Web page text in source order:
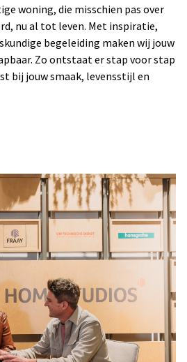
woning, die misschien pas over
nu al tot leven. Met inspiratie,
begeleiding maken wij jouw
Zo ontstaat er stap voor stap
bij jouw smaak, levensstijl en